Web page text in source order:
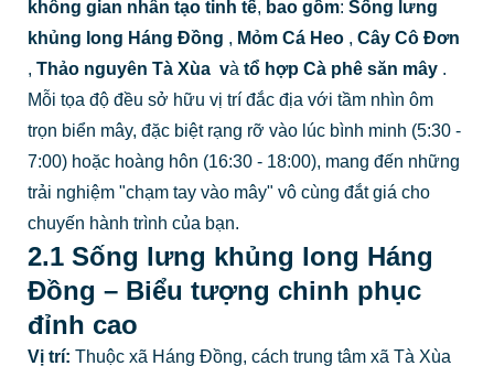
không gian nhân tạo tinh tế, bao gồm: Sống lưng
khủng long Háng Đồng , Mỏm Cá Heo, Cây Cô Đơn
, Thảo nguyên Tà Xùa và tổ hợp Cà phê săn mây.
Mỗi tọa độ đều sở hữu vị trí đắc địa với tầm nhìn ôm
trọn biển mây, đặc biệt rạng rỡ vào lúc bình minh (5:30 -
7:00) hoặc hoàng hôn (16:30 - 18:00), mang đến những
trải nghiệm "chạm tay vào mây" vô cùng đắt giá cho
chuyến hành trình của bạn.
2.1 Sống lưng khủng long Háng
Đồng – Biểu tượng chinh phục
đỉnh cao
Vị trí: Thuộc xã Háng Đồng, cách trung tâm xã Tà Xùa